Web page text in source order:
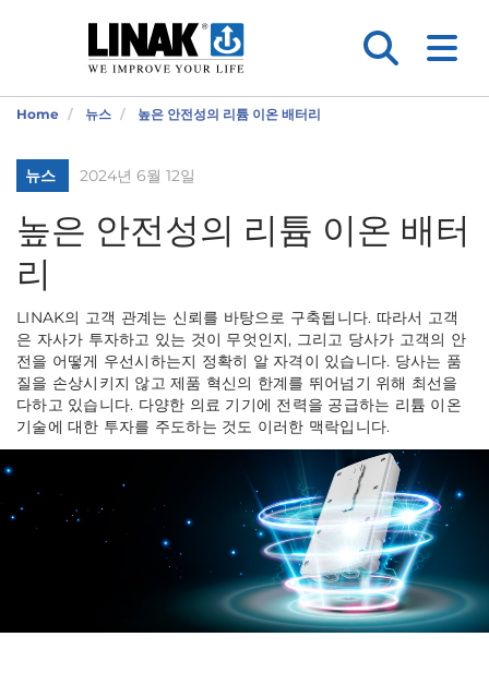
Home 뉴스 높은 안전성의 리튬 이온 배터리
뉴스 2024년 6월 12일
높은 안전성의 리튬 이온 배터
리
LINAK의 고객 관계는 신뢰를 바탕으로 구축됩니다. 따라서 고객
은 자사가 투자하고 있는 것이 무엇인지, 그리고 당사가 고객의 안
전을 어떻게 우선시하는지 정확히 알 자격이 있습니다. 당사는 품
질을 손상시키지 않고 제품 혁신의 한계를 뛰어넘기 위해 최선을
다하고 있습니다. 다양한 의료 기기에 전력을 공급하는 리튬 이온
기술에 대한 투자를 주도하는 것도 이러한 맥락입니다.